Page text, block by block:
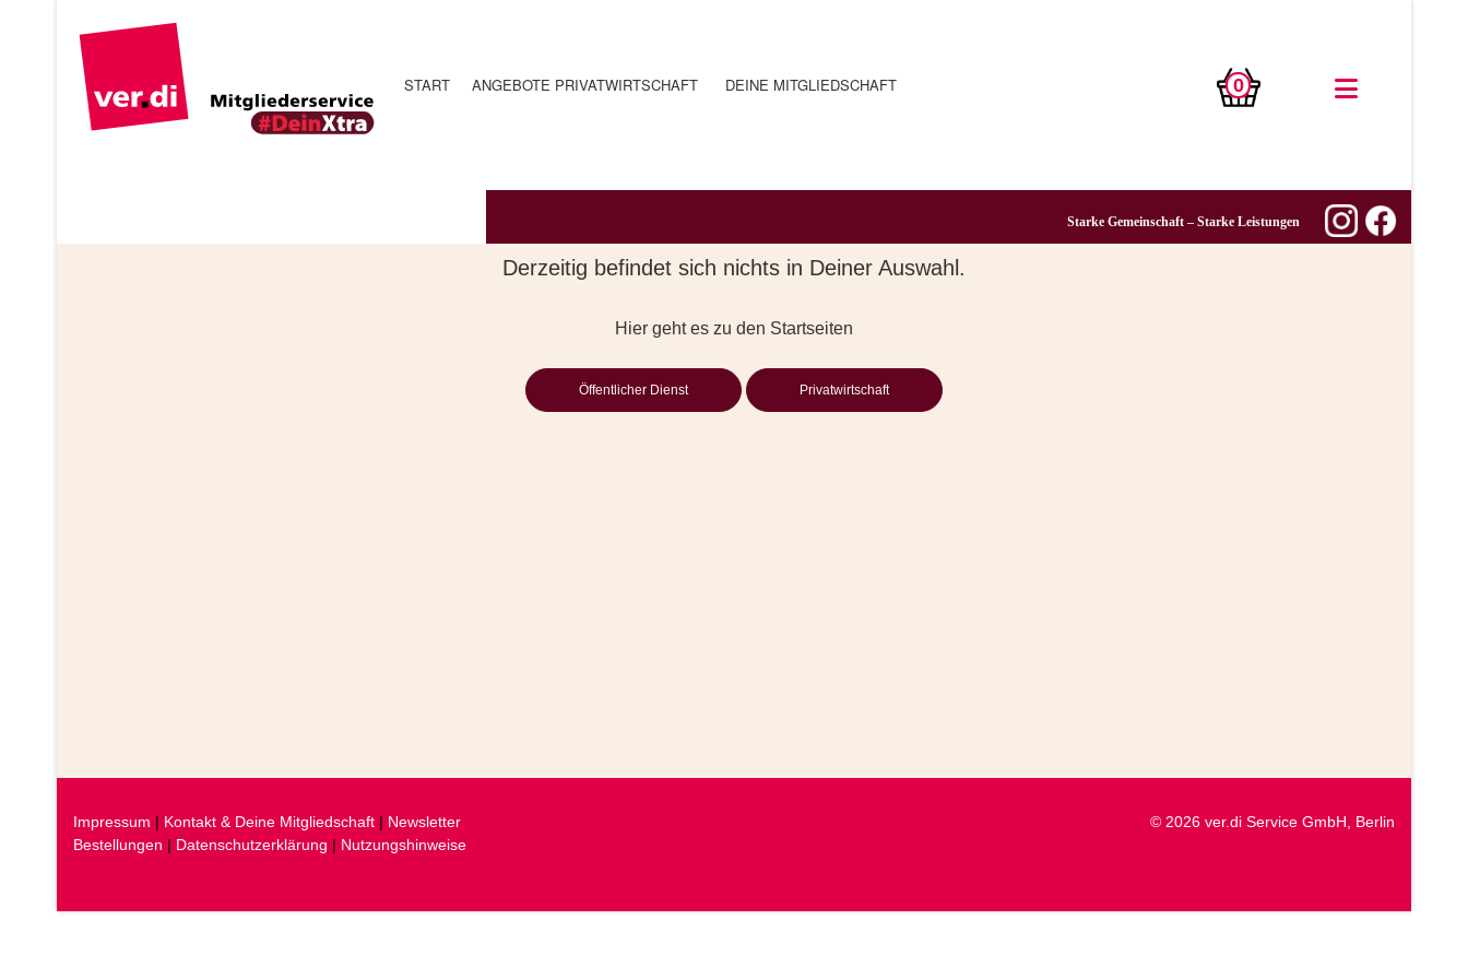
START ANGEBOTE PRIVATWIRTSCHAFT DEINE MITGLIEDSCHAFT 0
Starke Gemeinschaft – Starke Leistungen
Derzeitig befindet sich nichts in Deiner Auswahl.
Hier geht es zu den Startseiten
Öffentlicher Dienst Privatwirtschaft
Impressum | Kontakt & Deine Mitgliedschaft | Newsletter
Bestellungen | Datenschutzerklärung | Nutzungshinweise
© 2026 ver.di Service GmbH, Berlin